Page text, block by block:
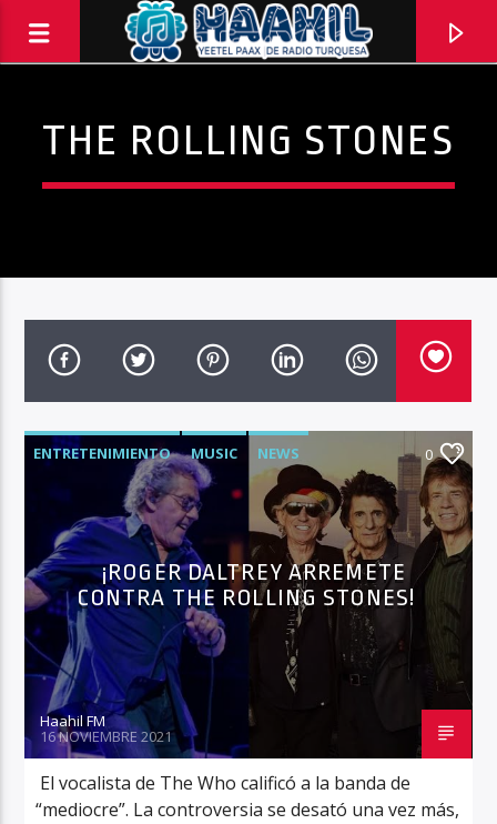
ELECTRICITY
10:00 PM 11:59 PM
Haahil FM
THE ROLLING STONES
ENTRETENIMIENTO MUSIC NEWS 0
¡ROGER DALTREY ARREMETE
CONTRA THE ROLLING STONES!
Haahil FM
16 NOVIEMBRE 2021
El vocalista de The Who calificó a la banda de
“mediocre”. La controversia se desató una vez más,